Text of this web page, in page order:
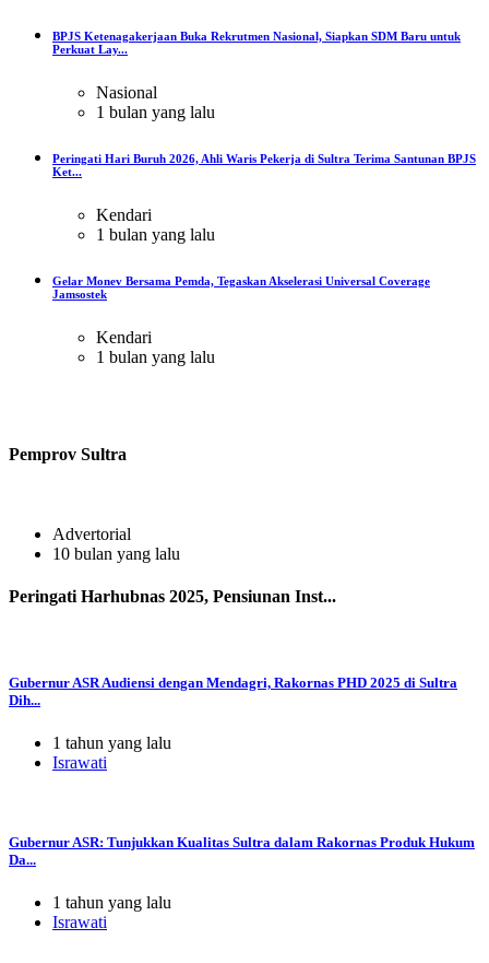
BPJS Ketenagakerjaan Buka Rekrutmen Nasional, Siapkan SDM Baru untuk
Perkuat Lay...
Nasional
1 bulan yang lalu
Peringati Hari Buruh 2026, Ahli Waris Pekerja di Sultra Terima Santunan BPJS
Ket...
Kendari
1 bulan yang lalu
Gelar Monev Bersama Pemda, Tegaskan Akselerasi Universal Coverage
Jamsostek
Kendari
1 bulan yang lalu
Pemprov Sultra
Advertorial
10 bulan yang lalu
Peringati Harhubnas 2025, Pensiunan Inst...
Gubernur ASR Audiensi dengan Mendagri, Rakornas PHD 2025 di Sultra
Dih...
1 tahun yang lalu
Israwati
Gubernur ASR: Tunjukkan Kualitas Sultra dalam Rakornas Produk Hukum
Da...
1 tahun yang lalu
Israwati